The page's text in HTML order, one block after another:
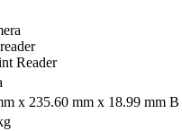
Reader
x 235.60 mm x 18.99 mm B